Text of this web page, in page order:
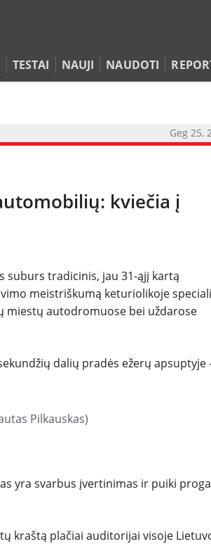
TESTAI NAUJI NAUDOTI
NAUJIENOS
NAUJI
NAUDOTI
SPORTAS
PATARIMAI
Geg 25,
kviečia į
suburs tradicinis, jau 31-ąjį kartą
meistriškumą keturiolikoje
miestų autodromuose bei uždarose
dalių pradės ežerų apsuptyje
Pilkauskas)
yra svarbus įvertinimas ir puiki proga
kraštą plačiai auditorijai visoje